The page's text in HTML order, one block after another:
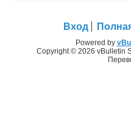
Вход
Powered by
Copyright © 2026 vBulletin